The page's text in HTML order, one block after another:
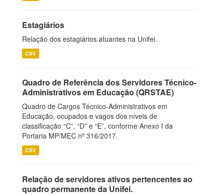
Estagiários
Relação dos estagiários atuantes na Unifei.
CSV
Quadro de Referência dos Servidores Técnico-
Administrativos em Educação (QRSTAE)
Quadro de Cargos Técnico-Administrativos em
Educação, ocupados e vagos dos níveis de
classificação “C”, “D” e “E”, conforme Anexo I da
Portaria MP/MEC nº 316/2017.
CSV
Relação de servidores ativos pertencentes ao
quadro permanente da Unifei.